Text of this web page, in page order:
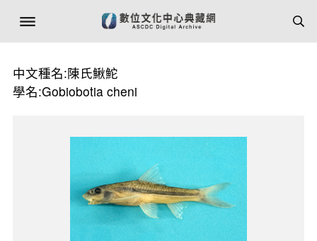
中文種名:陳氏鰍鮀
學名:Gobiobotia cheni